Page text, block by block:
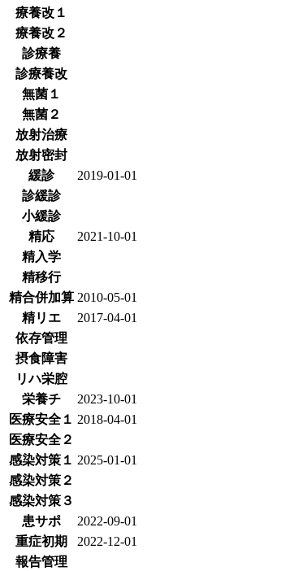
療養改１
療養改２
診療養
診療養改
無菌１
無菌２
放射治療
放射密封
緩診
2019-01-01
診緩診
小緩診
精応
2021-10-01
精入学
精移行
精合併加算 2010-05-01
精リエ
2017-04-01
依存管理
摂食障害
リハ栄腔
栄養チ
2023-10-01
医療安全１ 2018-04-01
医療安全２
感染対策１ 2025-01-01
感染対策２
感染対策３
患サポ
2022-09-01
重症初期
2022-12-01
報告管理